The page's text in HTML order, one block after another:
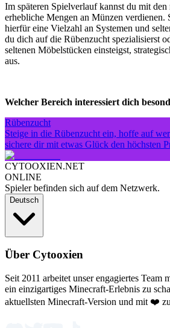
Im späteren Spielverlauf kannst du mit
erhebliche Mengen an Münzen verdienen.
hierfür eine Vielzahl an Systemen und
du dich auf die Rübenzucht spezialisierst
seltenen Möbelstücken einsteigst,
aus.
Welcher Bereich interessiert dich
Rübenzucht
Steige in die Rübenzucht ein, hoffe auf
sichere dir mit etwas Glück den höchsten
CYTOOXIEN.NET
ONLINE
Spieler befinden sich auf dem Netzwerk.
Deutsch
Über Cytooxien
Seit 2011 arbeitet unser engagiertes Team
ein einzigartiges Minecraft-Erlebnis zu
aktuellsten Minecraft-Version und mit ❤️